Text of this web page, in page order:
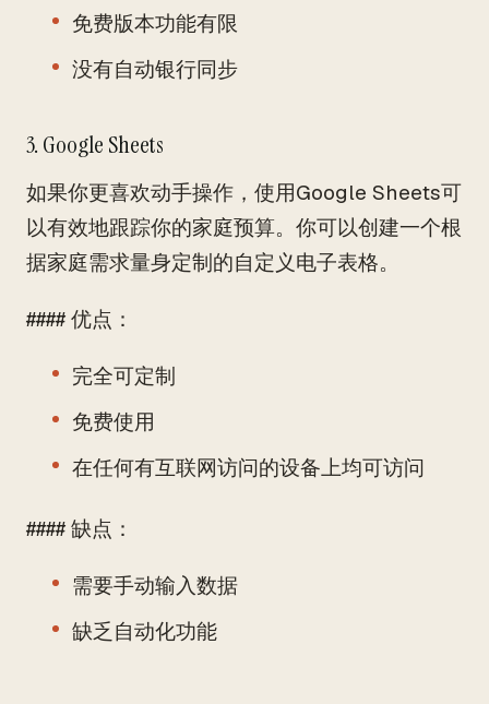
免费版本功能有限
没有自动银行同步
3. Google Sheets
如果你更喜欢动手操作，使用Google Sheets可
以有效地跟踪你的家庭预算。你可以创建一个根
据家庭需求量身定制的自定义电子表格。
#### 优点：
完全可定制
免费使用
在任何有互联网访问的设备上均可访问
#### 缺点：
需要手动输入数据
缺乏自动化功能